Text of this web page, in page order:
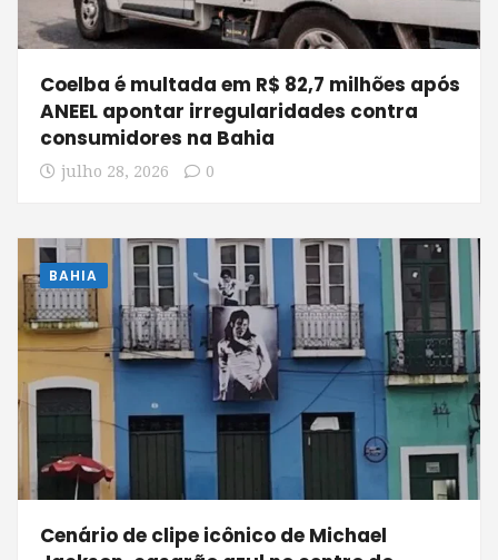
Coelba é multada em R$ 82,7 milhões após
ANEEL apontar irregularidades contra
consumidores na Bahia
julho 28, 2026 0
BAHIA
Cenário de clipe icônico de Michael